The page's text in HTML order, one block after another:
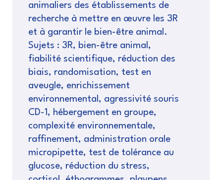
animaliers des établissements de
recherche à mettre en œuvre les 3R
et à garantir le bien-être animal.
Sujets : 3R, bien-être animal,
fiabilité scientifique, réduction des
biais, randomisation, test en
aveugle, enrichissement
environnemental, agressivité souris
CD-1, hébergement en groupe,
complexité environnementale,
raffinement, administration orale
micropipette, test de tolérance au
glucose, réduction du stress,